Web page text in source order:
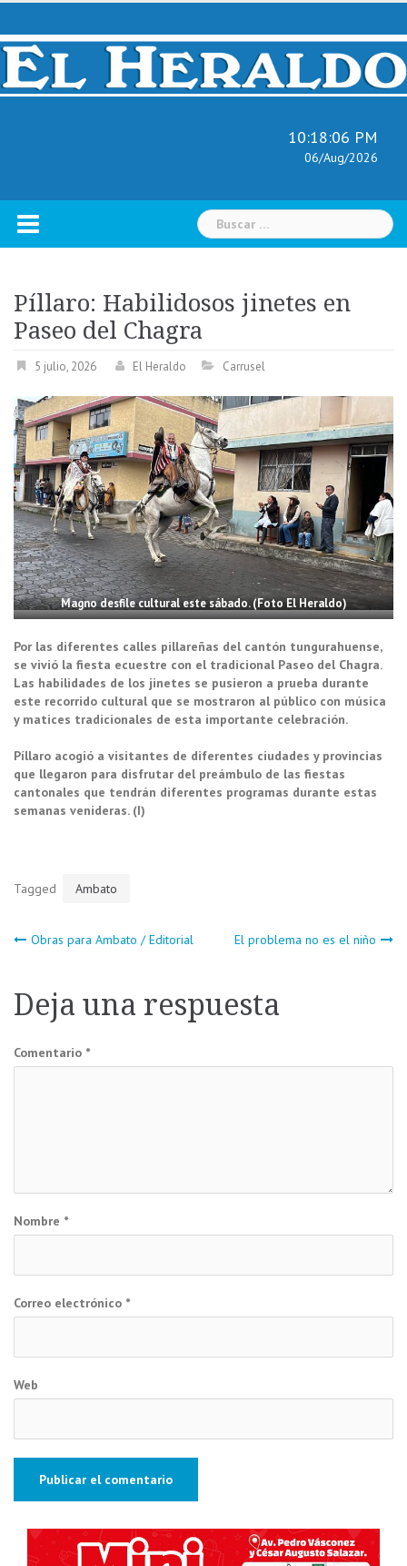
Skip
content
10:18:07 PM
06/Aug/2026
Buscar:
Píllaro: Habilidosos jinetes en
Paseo del Chagra
5 julio, 2026 El Heraldo Carrusel
Magno desfile cultural este sábado. (Foto El Heraldo)
Por las diferentes calles pillareñas del cantón tungurahuense,
se vivió la fiesta ecuestre con el tradicional Paseo del Chagra.
Las habilidades de los jinetes se pusieron a prueba durante
este recorrido cultural que se mostraron al público con música
y matices tradicionales de esta importante celebración.
Píllaro acogió a visitantes de diferentes ciudades y provincias
que llegaron para disfrutar del preámbulo de las fiestas
cantonales que tendrán diferentes programas durante estas
semanas venideras. (I)
Tagged Ambato
Navegación
de
entradas
Obras para Ambato / Editorial El problema no es el niño
Deja una respuesta
Comentario *
Nombre *
Correo electrónico *
Web